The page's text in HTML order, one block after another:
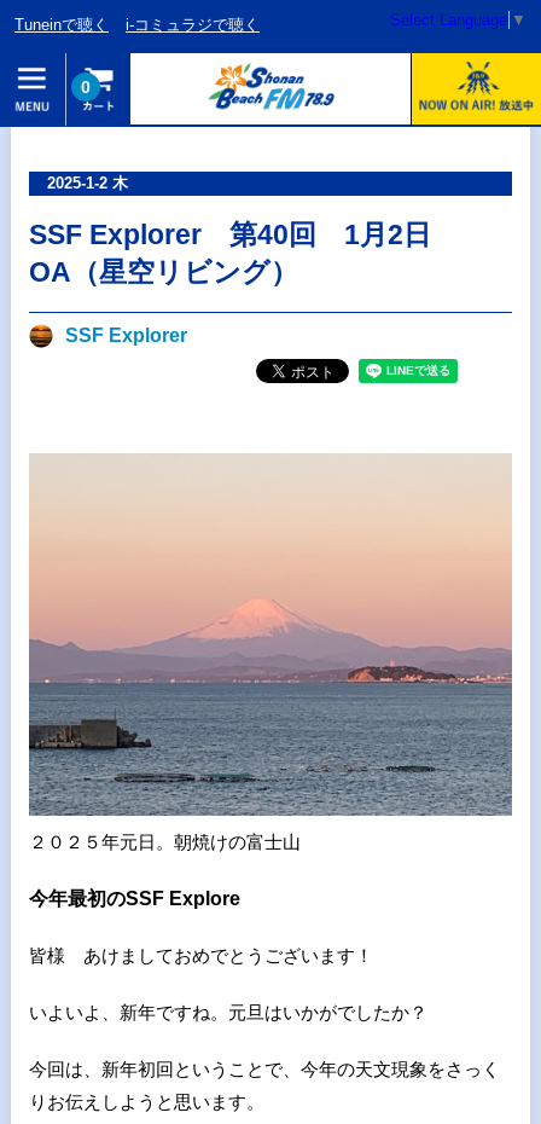
Tuneinで聴く i-コミュラジで聴く Select Language ▼
0
2025-1-2 木
SSF Explorer 第40回 1月2日
OA（星空リビング）
SSF Explorer
２０２５年元日。朝焼けの富士山
今年最初のSSF Explore
皆様 あけましておめでとうございます！
いよいよ、新年ですね。元旦はいかがでしたか？
今回は、新年初回ということで、今年の天文現象をさっく
りお伝えしようと思います。